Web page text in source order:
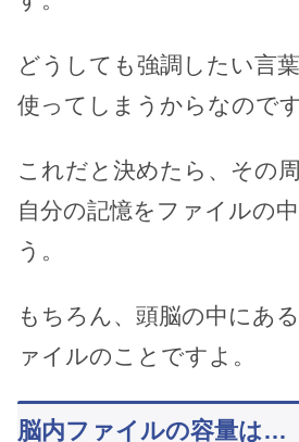
どうしても強調したい言
使ってしまうからなのです
これだと決めたら、その
自分の記憶をファイルの
う。
もちろん、頭脳の中にあ
ァイルのことですよ。
脳内ファイルの容量は…